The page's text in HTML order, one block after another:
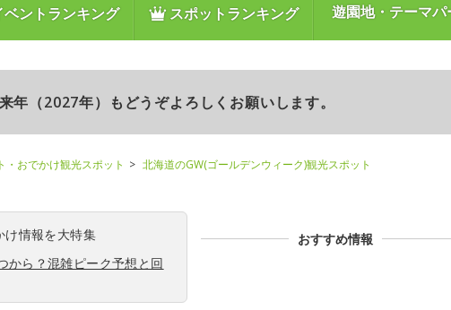
ントランキング スポットランキング 遊園地・テーマパ
年（2027年）もどうぞよろしくお願いします。
・おでかけ観光スポット
北海道のGW(ゴールデンウィーク)観光スポット
け情報を大特集
から？混雑ピーク予想と回
おすすめ情報